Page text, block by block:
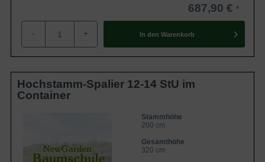
Eigenschaften
immergrüne Pflanze, die den warmen
Stand bevorzugt. Sie erweist sich als gut
schnittverträglich und ist die richtige Wahl
für kleine aber auch größere Gärten. Die
687,90 €
- + In den Warenkorb
Hochstamm-Spalier 12-14 StU im
Container
Stammhöhe
200 cm
Gesamthöhe
320 cm